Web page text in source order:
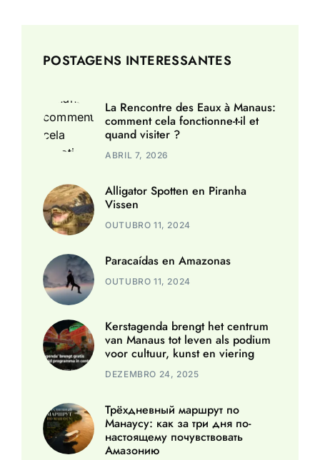
POSTAGENS INTERESSANTES
La Rencontre des Eaux à Manaus:
comment cela fonctionne-t-il et
quand visiter ?
ABRIL 7, 2026
Alligator Spotten en Piranha
Vissen
OUTUBRO 11, 2024
Paracaídas en Amazonas
OUTUBRO 11, 2024
Kerstagenda brengt het centrum
van Manaus tot leven als podium
voor cultuur, kunst en viering
DEZEMBRO 24, 2025
Трёхдневный маршрут по
Манаусу: как за три дня по-
настоящему почувствовать
Амазонию